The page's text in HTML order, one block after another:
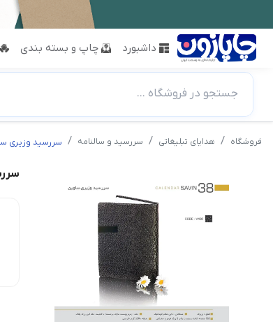
داشبورد چاپ و بسته بندی
جستجو در فروشگاه ...
فروشگاه هدایای تبلیغاتی سررسید و سالنامه سررسید وزیری